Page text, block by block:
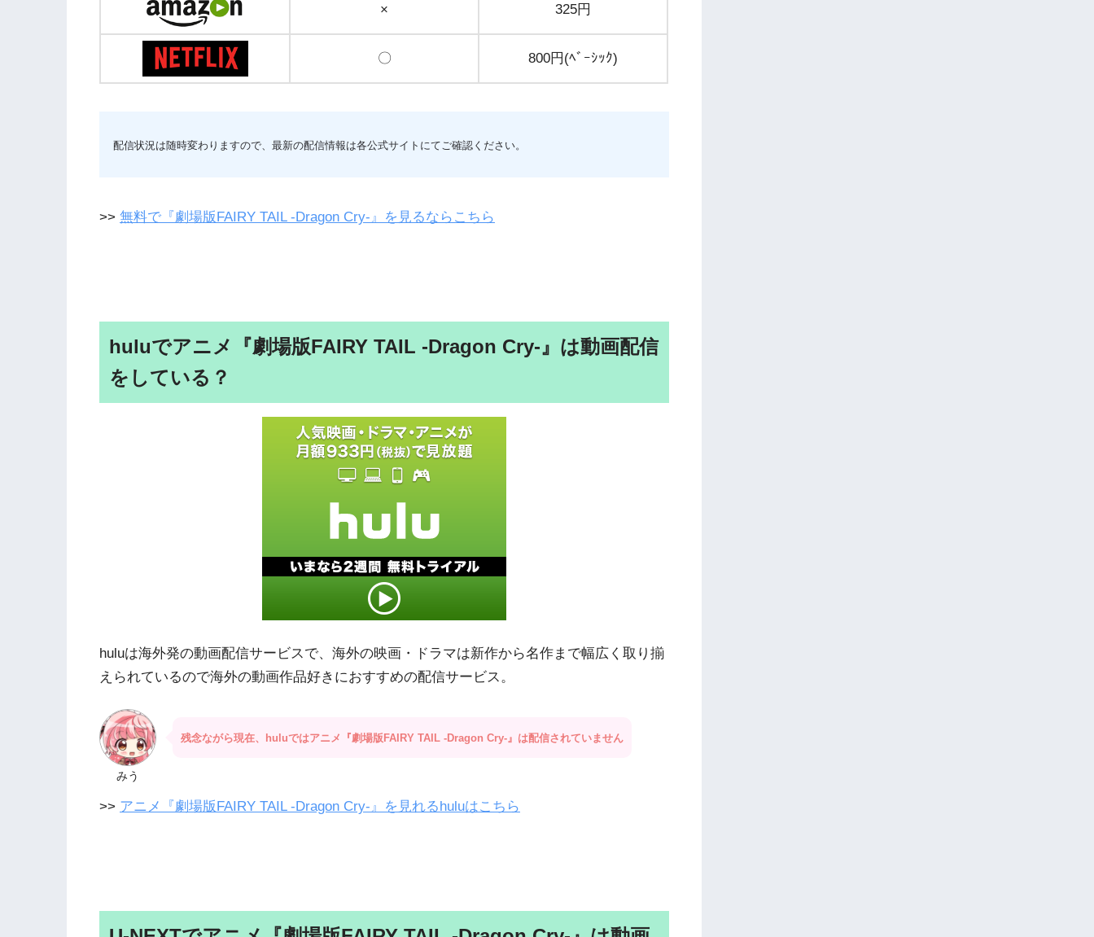
× 325円
〇 800円(ﾍﾞｰｼｯｸ)
配信状況は随時変わりますので、最新の配信情報は各公式サイトにてご確認ください。
>> 無料で『劇場版FAIRY TAIL -Dragon Cry-』を見るならこちら
huluでアニメ『劇場版FAIRY TAIL -Dragon Cry-』は動画配信
をしている？
huluは海外発の動画配信サービスで、海外の映画・ドラマは新作から名作まで幅広く取り揃
えられているので海外の動画作品好きにおすすめの配信サービス。
みう
残念ながら現在、huluではアニメ『劇場版FAIRY TAIL -Dragon Cry-』は配信されていません
>> アニメ『劇場版FAIRY TAIL -Dragon Cry-』を見れるhuluはこちら